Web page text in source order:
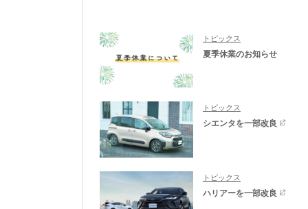
トピックス
夏季休業のお知らせ
トピックス
シエンタを一部改良
トピックス
ハリアーを一部改良